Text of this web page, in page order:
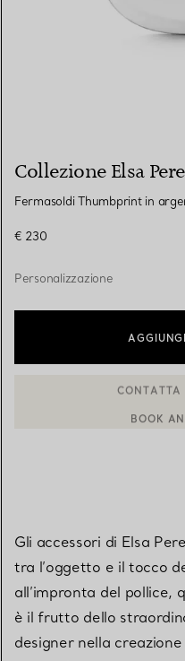
Collezione Elsa
Fermasoldi Thumbprint in
€ 230
Personalizzazione
Gli accessori di Elsa
tra l’oggetto e il tocco
all’impronta del pollice,
è il frutto dello
designer nella